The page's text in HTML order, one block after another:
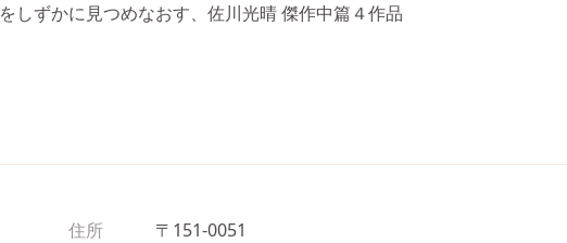
しずかに見つめなおす、佐川光晴 傑作中篇４作品
住所
〒151-0051